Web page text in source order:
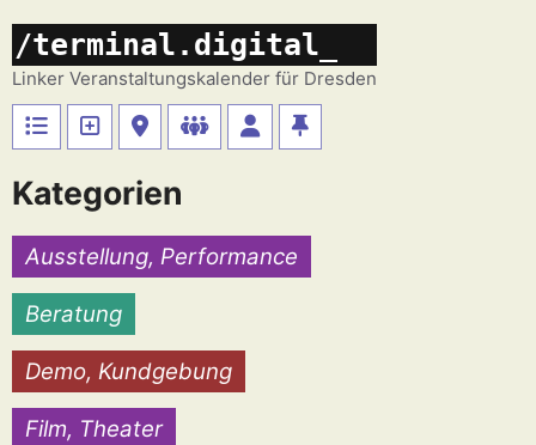
Inhalt
springen
/terminal.digital_
Linker Veranstaltungskalender für Dresden
Kategorien
Ausstellung, Performance
Beratung
Demo, Kundgebung
Film, Theater